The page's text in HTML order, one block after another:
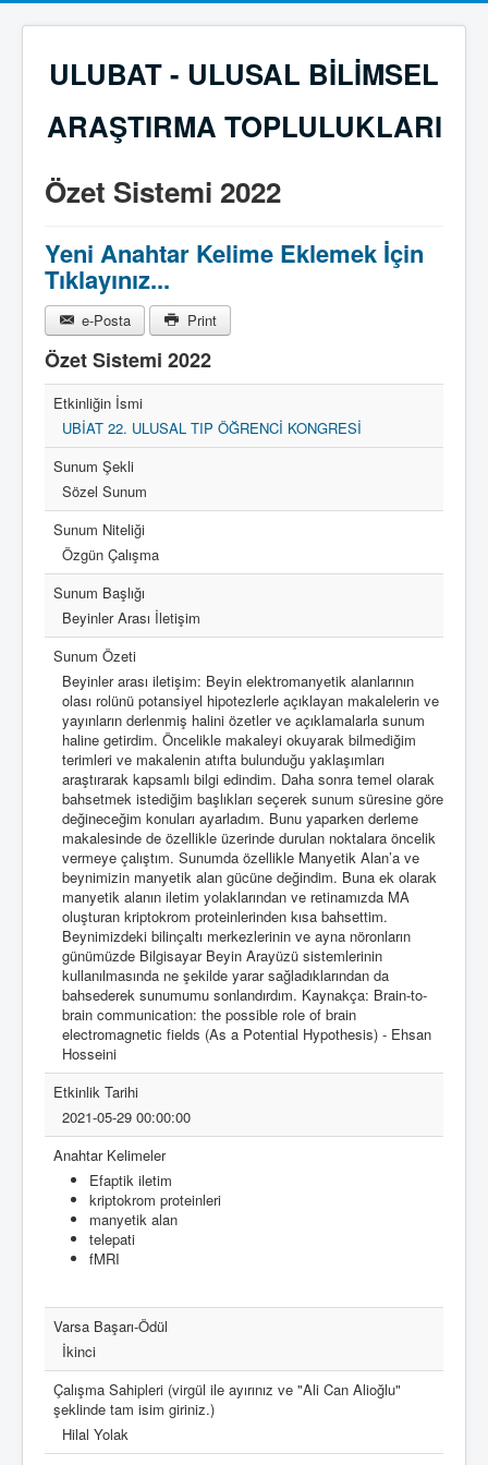
ULUBAT - ULUSAL BİLİMSEL
ARAŞTIRMA TOPLULUKLARI
Özet Sistemi 2022
Yeni Anahtar Kelime Eklemek İçin
Tıklayınız...
e-Posta Print
Özet Sistemi 2022
Etkinliğin İsmi
UBİAT 22. ULUSAL TIP ÖĞRENCİ KONGRESİ
Sunum Şekli
Sözel Sunum
Sunum Niteliği
Özgün Çalışma
Sunum Başlığı
Beyinler Arası İletişim
Sunum Özeti
Beyinler arası iletişim: Beyin elektromanyetik alanlarının
olası rolünü potansiyel hipotezlerle açıklayan makalelerin ve
yayınların derlenmiş halini özetler ve açıklamalarla sunum
haline getirdim. Öncelikle makaleyi okuyarak bilmediğim
terimleri ve makalenin atıfta bulunduğu yaklaşımları
araştırarak kapsamlı bilgi edindim. Daha sonra temel olarak
bahsetmek istediğim başlıkları seçerek sunum süresine göre
değineceğim konuları ayarladım. Bunu yaparken derleme
makalesinde de özellikle üzerinde durulan noktalara öncelik
vermeye çalıştım. Sunumda özellikle Manyetik Alan’a ve
beynimizin manyetik alan gücüne değindim. Buna ek olarak
manyetik alanın iletim yolaklarından ve retinamızda MA
oluşturan kriptokrom proteinlerinden kısa bahsettim.
Beynimizdeki bilinçaltı merkezlerinin ve ayna nöronların
günümüzde Bilgisayar Beyin Arayüzü sistemlerinin
kullanılmasında ne şekilde yarar sağladıklarından da
bahsederek sunumumu sonlandırdım. Kaynakça: Brain-to-
brain communication: the possible role of brain
electromagnetic fields (As a Potential Hypothesis) - Ehsan
Hosseini
Etkinlik Tarihi
2021-05-29 00:00:00
Anahtar Kelimeler
Efaptik iletim
kriptokrom proteinleri
manyetik alan
telepati
fMRI
Varsa Başarı-Ödül
İkinci
Çalışma Sahipleri (virgül ile ayırınız ve "Ali Can Alioğlu"
şeklinde tam isim giriniz.)
Hilal Yolak